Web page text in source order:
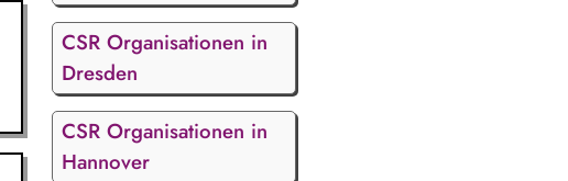
CSR Organisationen in
Dresden
CSR Organisationen in
Hannover